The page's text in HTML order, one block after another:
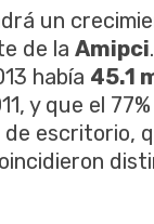
un
de la Amipci
había 45.1
y que el
de escritorio,